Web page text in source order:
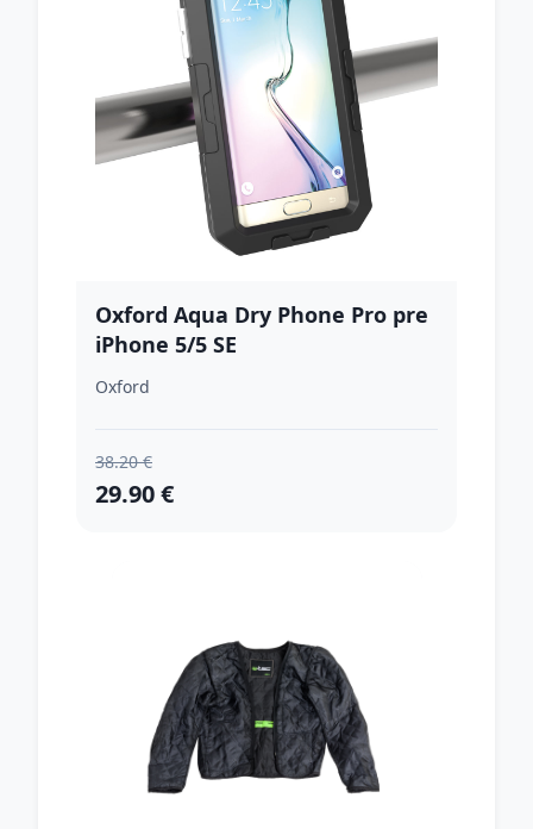
Oxford Aqua Dry Phone Pro pre
iPhone 5/5 SE
Oxford
38.20 €
29.90 €